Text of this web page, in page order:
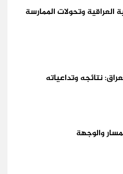
العراقية وتحولات الممارسة
نتائجه وتداعياته
والوجهة